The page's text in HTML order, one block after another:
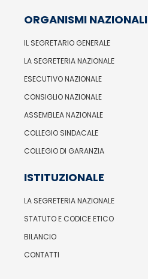
ORGANISMI NAZIONALI
IL SEGRETARIO GENERALE
LA SEGRETERIA NAZIONALE
ESECUTIVO NAZIONALE
CONSIGLIO NAZIONALE
ASSEMBLEA NAZIONALE
COLLEGIO SINDACALE
COLLEGIO DI GARANZIA
ISTITUZIONALE
LA SEGRETERIA NAZIONALE
STATUTO E CODICE ETICO
BILANCIO
CONTATTI